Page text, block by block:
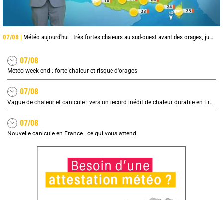
07/08 | Météo aujourd'hui : très fortes chaleurs au sud-ouest avant des orages, jusqu'à 39°C
07/08
Météo week-end : forte chaleur et risque d'orages
07/08
Vague de chaleur et canicule : vers un record inédit de chaleur durable en France
07/08
Nouvelle canicule en France : ce qui vous attend